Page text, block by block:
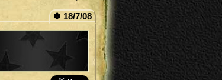
✽ 18/7/08